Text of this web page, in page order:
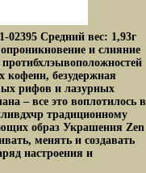
02395 Средний вес: 1,93г
и слияние
кофеин, безудержная
рифов и лазурных
– все это воплотилось в
традиционному
образ Украшения Zen
менять и создавать
настроения и